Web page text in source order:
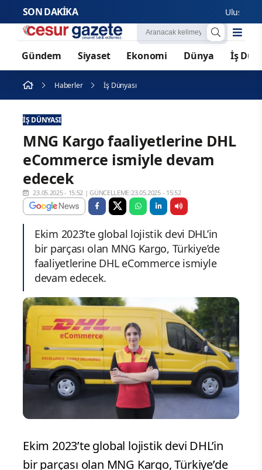
SON DAKİKA Uluslararası
Gündem Siyaset Ekonomi Dünya İş
Haberler İş Dünyası
İŞ DÜNYASI
MNG Kargo faaliyetlerine DHL
eCommerce ismiyle devam
edecek
23.05.2025 - 15:52 |GÜNCELLEME:23.05.2025 - 15:52
Ekim 2023’te global lojistik devi DHL’in
bir parçası olan MNG Kargo, Türkiye’de
faaliyetlerine DHL eCommerce ismiyle
devam edecek.
Ekim 2023’te global lojistik devi DHL’in
bir parçası olan MNG Kargo, Türkiye’de